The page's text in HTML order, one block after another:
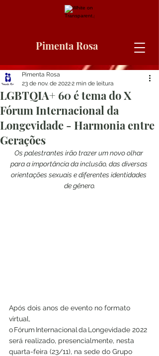
Pimenta Rosa
LGBTQIA+ 60 é tema do X
Fórum Internacional da
Longevidade - Harmonia entre
Gerações
Pimenta Rosa
23 de nov. de 20222 min de leitura
Os palestrantes irão trazer um novo olhar
para a importância da inclusão, das diversas
orientações sexuais e diferentes identidades
de gênero.
Após dois anos de evento no formato
virtual,
o Fórum Internacional da Longevidade 2022
será realizado, presencialmente, nesta
quarta-feira (23/11), na sede do Grupo